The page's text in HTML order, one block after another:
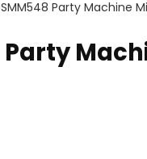
Party Machine